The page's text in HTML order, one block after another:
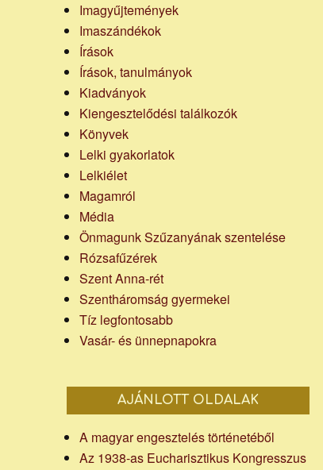
Imagyűjtemények
Imaszándékok
Írások
Írások, tanulmányok
Kiadványok
Kiengesztelődési találkozók
Könyvek
Lelki gyakorlatok
Lelkiélet
Magamról
Média
Önmagunk Szűzanyának szentelése
Rózsafűzérek
Szent Anna-rét
Szentháromság gyermekei
Tíz legfontosabb
Vasár- és ünnepnapokra
AJÁNLOTT OLDALAK
A magyar engesztelés történetéből
Az 1938-as Eucharisztikus Kongresszus